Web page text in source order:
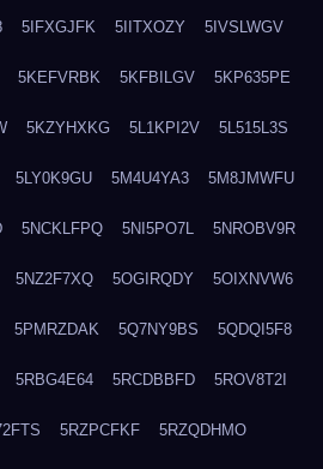
5IFXGJFK 5IITXOZY 5IVSLWGV
5KEFVRBK 5KFBILGV 5KP635PE
5KZYHXKG 5L1KPI2V 5L515L3S
5LY0K9GU 5M4U4YA3 5M8JMWFU
5NCKLFPQ 5NI5PO7L 5NROBV9R
5NZ2F7XQ 5OGIRQDY 5OIXNVW6
5PMRZDAK 5Q7NY9BS 5QDQI5F8
5RBG4E64 5RCDBBFD 5ROV8T2I
5RZPCFKF 5RZQDHMO